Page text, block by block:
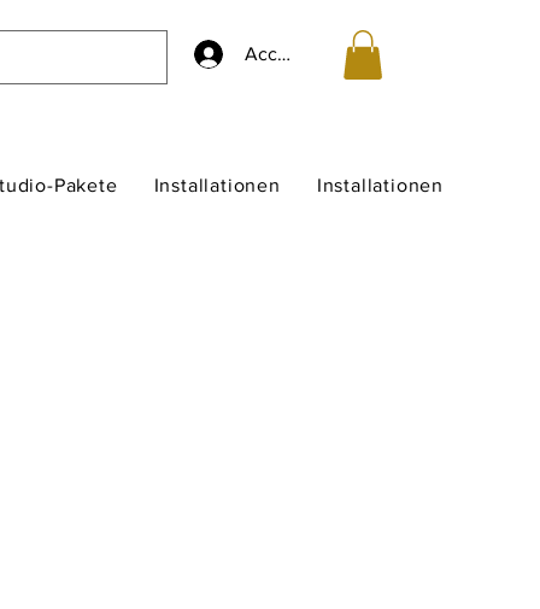
Accedi
Pakete Installationen Installationen